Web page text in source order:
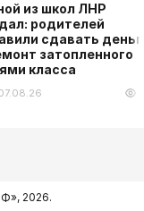
из школ ЛНР
родителей
сдавать
затопленного
класса
2026.